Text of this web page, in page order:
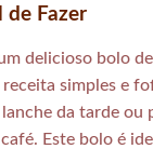
de Fazer
delicioso bolo
simples e
da tarde ou
Este bolo é